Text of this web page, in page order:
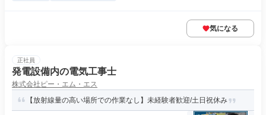
気になる
正社員
発電設備内の電気工事士
株式会社ピー・エム・エス
【放射線量の高い場所での作業なし】未経験者歓迎/土日祝休み